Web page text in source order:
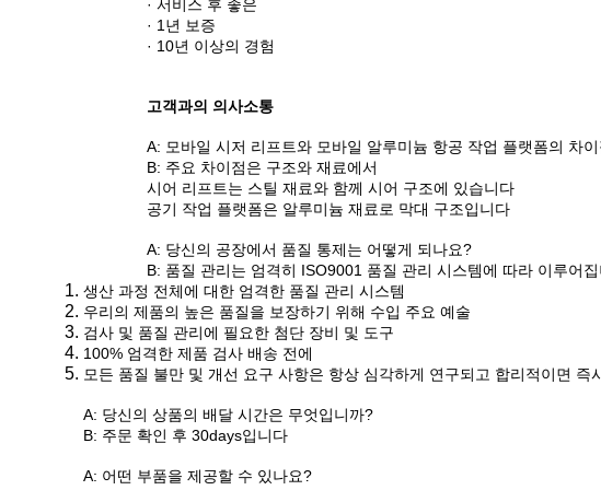
· 서비스 후 좋은
· 1년 보증
· 10년 이상의 경험
고객과의 의사소통
A: 모바일 시저 리프트와 모바일 알루미늄 항공 작업 플랫폼의 차
B: 주요 차이점은 구조와 재료에서
시어 리프트는 스틸 재료와 함께 시어 구조에 있습니다
공기 작업 플랫폼은 알루미늄 재료로 막대 구조입니다
A: 당신의 공장에서 품질 통제는 어떻게 되나요?
B: 품질 관리는 엄격히 ISO9001 품질 관리 시스템에 따라 이루어
생산 과정 전체에 대한 엄격한 품질 관리 시스템
우리의 제품의 높은 품질을 보장하기 위해 수입 주요 예술
검사 및 품질 관리에 필요한 첨단 장비 및 도구
100% 엄격한 제품 검사 배송 전에
모든 품질 불만 및 개선 요구 사항은 항상 심각하게 연구되고 합리적이면 즉
A: 당신의 상품의 배달 시간은 무엇입니까?
B: 주문 확인 후 30days입니다
A: 어떤 부품을 제공할 수 있나요?